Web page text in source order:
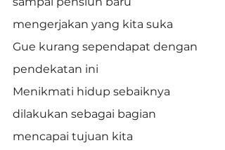
mengerjakan yang kita suka
Gue kurang sependapat dengan
pendekatan ini
Menikmati hidup sebaiknya
dilakukan sebagai bagian
mencapai tujuan kita